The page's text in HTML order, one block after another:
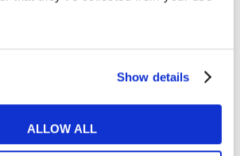
Show details
ALLOW ALL